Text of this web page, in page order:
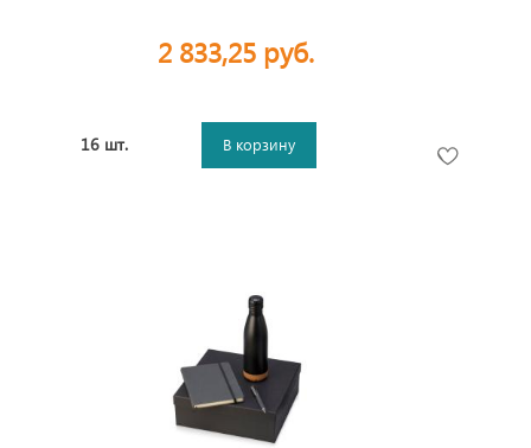
2 833,25 руб.
16 шт. В корзину